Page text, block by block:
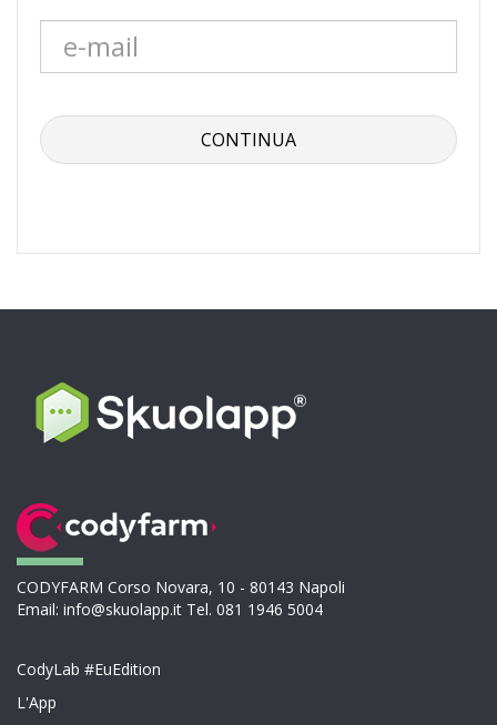
CONTINUA
CODYFARM Corso Novara, 10 - 80143 Napoli
Email: info@skuolapp.it Tel. 081 1946 5004
CodyLab #EuEdition
L'App